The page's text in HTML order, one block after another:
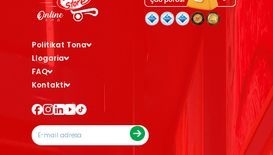
Politikat Tona
Llogaria
FAQ
Kontakti